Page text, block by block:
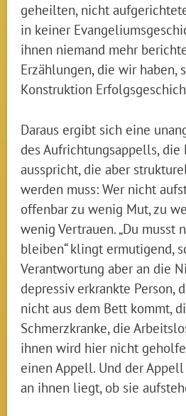
geheilten, nicht
in keiner
ihnen niemand mehr
Erzählungen, die wir haben,
Konstruktion
Daraus ergibt sich eine
des Aufrichtungsappells, die
ausspricht, die aber
werden muss: Wer nicht
offenbar zu wenig Mut, zu
wenig Vertrauen. „Du musst
bleiben“ klingt ermutigend,
Verantwortung aber an die
depressiv erkrankte Person,
nicht aus dem Bett kommt,
Schmerzkranke, die
ihnen wird hier nicht
einen Appell. Und der
an ihnen liegt, ob sie